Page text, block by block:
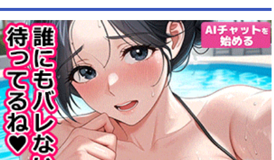
【動画】USJの禁止エリアに子どもたちが続々乱入 → スタッフが注意し
ても止まらない事態に
Powered by livedoor 相互RSS